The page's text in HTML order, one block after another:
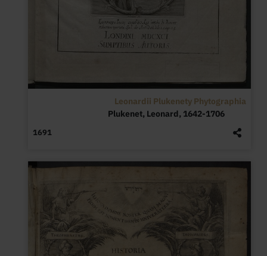
Leonardii Plukenety Phytographia
Plukenet, Leonard, 1642-1706
1691